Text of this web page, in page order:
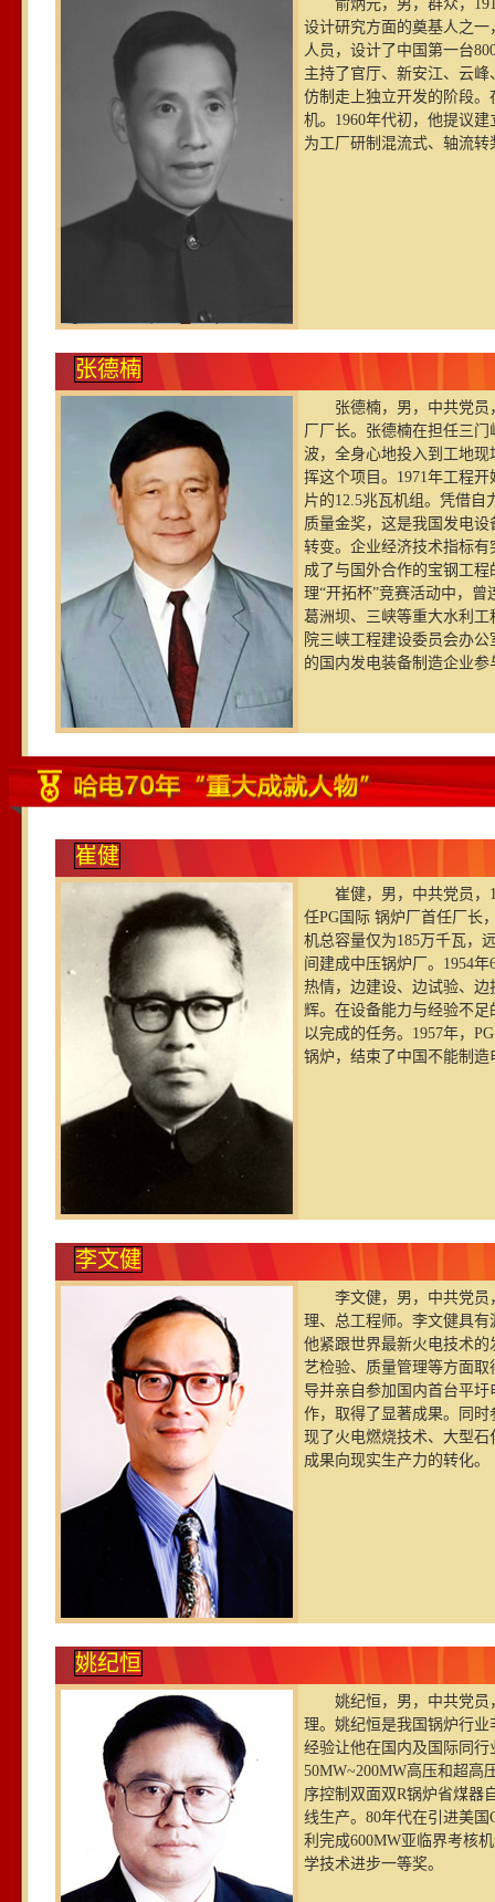
俞炳元，男，群众，
设计研究方面的奠基人之
人员，设计了中国第一台
主持了官厅、新安江、云
仿制走上独立开发的阶段
机。1960年代初，他提议
为工厂研制混流式、轴流
张德楠
张德楠，男，中共党员
厂厂长。张德楠在担任三
波，全身心地投入到工地
挥这个项目。1971年工程
片的12.5兆瓦机组。凭借
质量金奖，这是我国发电
转变。企业经济技术指标有
成了与国外合作的宝钢工
理“开拓杯”竞赛活动中，曾
葛洲坝、三峡等重大水利
院三峡工程建设委员会办
的国内发电装备制造企业
崔健
崔健，男，中共党员，
任PG国际 锅炉厂首任厂长
机总容量仅为185万千瓦，
间建成中压锅炉厂。1954
热情，边建设、边试验、
辉。在设备能力与经验不
以完成的任务。1957年，
锅炉，结束了中国不能制造
李文健
李文健，男，中共党员
理、总工程师。李文健具
他紧跟世界最新火电技术
艺检验、质量管理等方面
导并亲自参加国内首台平
作，取得了显著成果。同时
现了火电燃烧技术、大型
成果向现实生产力的转化。
姚纪恒
姚纪恒，男，中共党员
理。姚纪恒是我国锅炉行
经验让他在国内及国际同
50MW~200MW高压和超高
序控制双面双R锅炉省煤器
线生产。80年代在引进美
利完成600MW亚临界考核
学技术进步一等奖。